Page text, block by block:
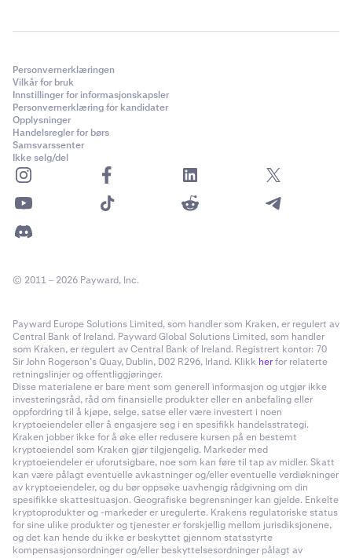
Personvernerklæringen
Vilkår for bruk
Innstillinger for informasjonskapsler
Personvernerklæring for kandidater
Opplysninger
Handelsregler for børs
Samsvarssenter
Ikke selg/del
© 2011 – 2026 Payward, Inc.
Payward Europe Solutions Limited, som handler som Kraken, er regulert av
Central Bank of Ireland. Payward Global Solutions Limited, som handler
som Kraken, er regulert av Central Bank of Ireland. Registrert kontor: 70
Sir John Rogerson’s Quay, Dublin, D02 R296, Irland. Klikk herfor relaterte
retningslinjer og offentliggjøringer.
Disse materialene er bare ment som generell informasjon og utgjør ikke
investeringsråd, råd om finansielle produkter eller en anbefaling eller
oppfordring til å kjøpe, selge, satse eller være investert i noen
kryptoeiendeler eller å engasjere seg i en spesifikk handelsstrategi.
Kraken jobber ikke for å øke eller redusere kursen på en bestemt
kryptoeiendel som Kraken gjør tilgjengelig. Markeder med
kryptoeiendeler er uforutsigbare, noe som kan føre til tap av midler. Skatt
kan være pålagt eventuelle avkastninger og/eller eventuelle verdiøkninger
av kryptoeiendeler, og du bør oppsøke uavhengig rådgivning om din
spesifikke skattesituasjon. Geografiske begrensninger kan gjelde. Enkelte
kryptoprodukter og -markeder er uregulerte. Krakens regulatoriske status
for sine ulike produkter og tjenester er forskjellig mellom jurisdiksjonene,
og det kan hende du ikke er beskyttet gjennom statsstyrte
kompensasjonsordninger og/eller beskyttelsesordninger pålagt av